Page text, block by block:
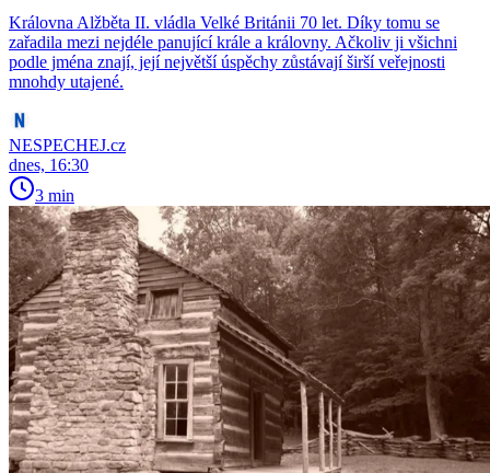
Královna Alžběta II. vládla Velké Británii 70 let. Díky tomu se
zařadila mezi nejdéle panující krále a královny. Ačkoliv ji všichni
podle jména znají, její největší úspěchy zůstávají širší veřejnosti
mnohdy utajené.
NESPECHEJ.cz
dnes, 16:30
3 min